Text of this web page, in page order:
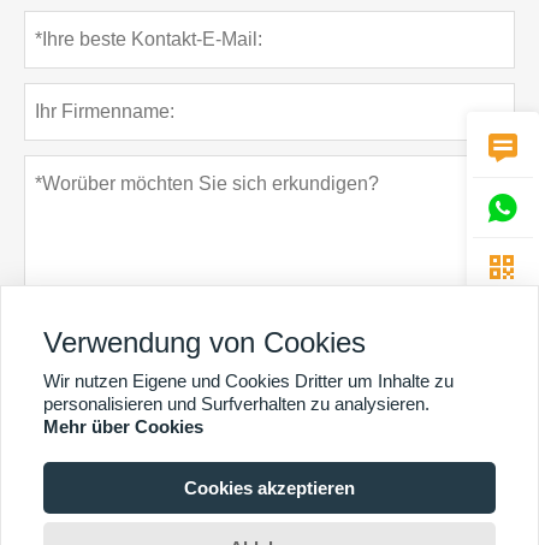
einreichen Datenschutz-Bestimmungen
MEHR DIENSTLEISTUNGEN



Verwendung von Cookies
Wir nutzen Eigene und Cookies Dritter um Inhalte zu
personalisieren und Surfverhalten zu analysieren.
Mehr über Cookies
Cookies akzeptieren